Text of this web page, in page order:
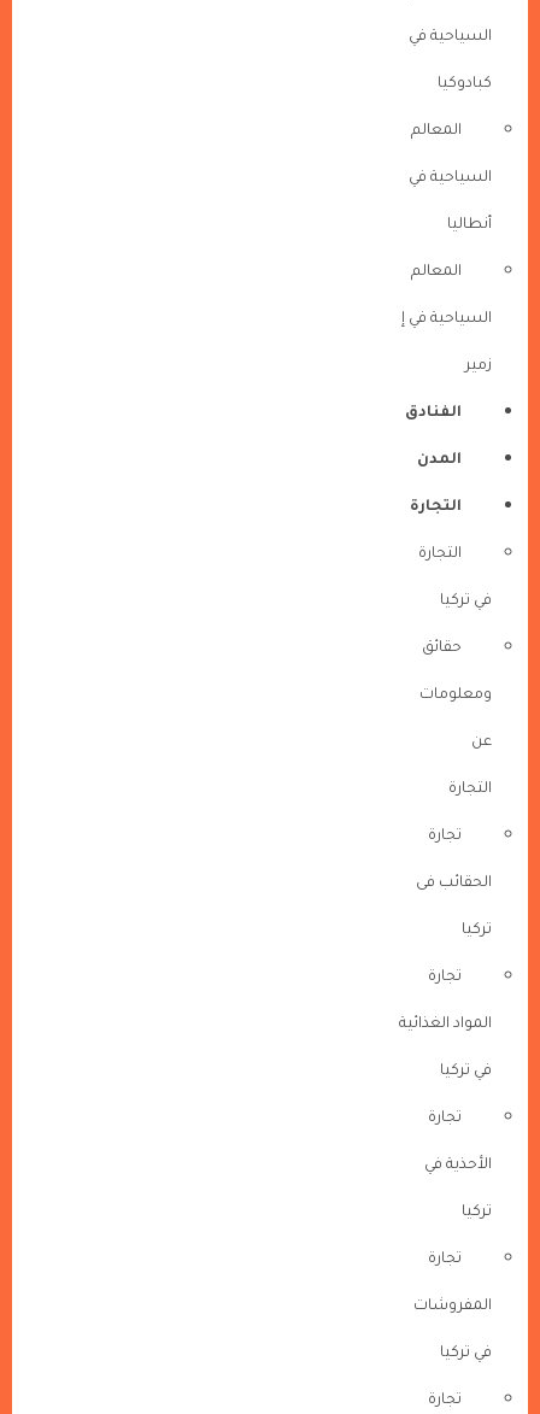
السياحية في
كبادوكيا
المعالم
السياحية في
أنطاليا
المعالم
السياحية في إ
زمير
الفنادق
المدن
التجارة
التجارة
في تركيا
حقائق
ومعلومات
عن
التجارة
تجارة
الحقائب فى
تركيا
تجارة
المواد الغذائية
في تركيا
تجارة
الأحذية في
تركيا
تجارة
المفروشات
في تركيا
تجارة